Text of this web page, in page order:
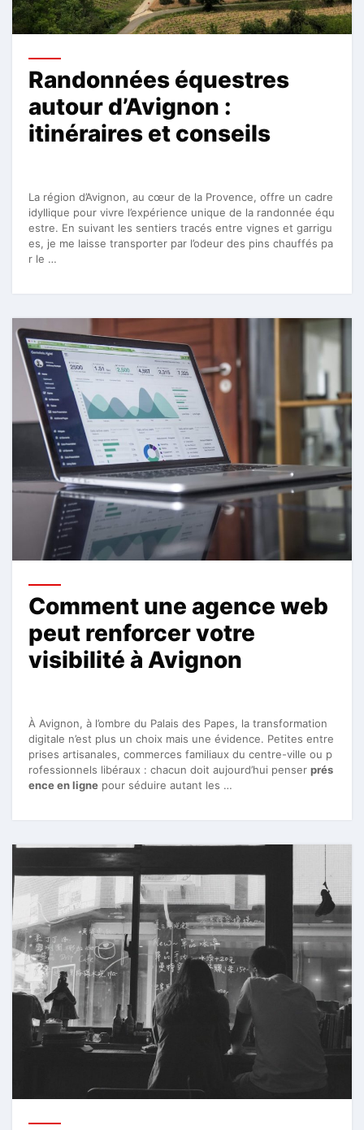
Randonnées équestres
autour d’Avignon :
itinéraires et conseils
La région d’Avignon, au cœur de la Provence, offre un cadre
idyllique pour vivre l’expérience unique de la randonnée équ
estre. En suivant les sentiers tracés entre vignes et garrigu
es, je me laisse transporter par l’odeur des pins chauffés pa
r le …
Comment une agence web
peut renforcer votre
visibilité à Avignon
À Avignon, à l’ombre du Palais des Papes, la transformation
digitale n’est plus un choix mais une évidence. Petites entre
prises artisanales, commerces familiaux du centre-ville ou p
rofessionnels libéraux : chacun doit aujourd’hui penser prés
ence en ligne pour séduire autant les …